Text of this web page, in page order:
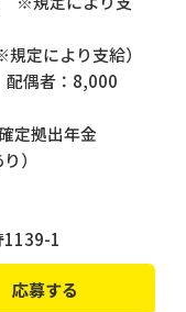
定により支給）
偶者：8,000
定拠出年金
）
1139-1
応募する